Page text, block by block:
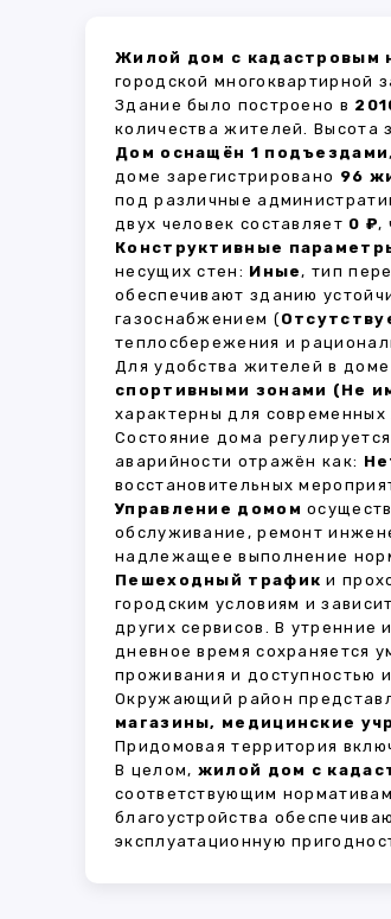
Жилой дом с кадастровым
городской многоквартирной
Здание было построено в
количества жителей. Высота
Дом оснащён 1 подъездами
доме зарегистрировано 96
под различные
двух человек составляет 0 ₽,
Конструктивные
несущих стен: Иные, тип
обеспечивают зданию
газоснабжением (
теплосбережения и
Для удобства жителей в
спортивными зонами (Не
характерны для
Состояние дома
аварийности отражён как:
восстановительных
Управление домом
обслуживание, ремонт
надлежащее выполнение
Пешеходный трафик и
городским условиям и
других сервисов. В
дневное время сохраняется
проживания и доступностью
Окружающий район
магазины, медицинские
Придомовая территория
В целом, жилой дом с
соответствующим
благоустройства
эксплуатационную